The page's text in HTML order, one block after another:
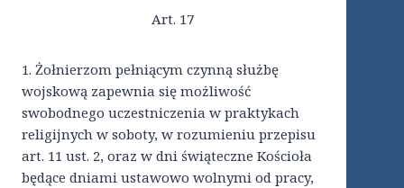
Art. 17
1. Żołnierzom pełniącym czynną służbę
wojskową zapewnia się możliwość
swobodnego uczestniczenia w praktykach
religijnych w soboty, w rozumieniu przepisu
art. 11 ust. 2, oraz w dni świąteczne Kościoła
będące dniami ustawowo wolnymi od pracy,